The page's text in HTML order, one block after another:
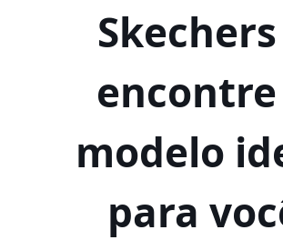
modelo
para